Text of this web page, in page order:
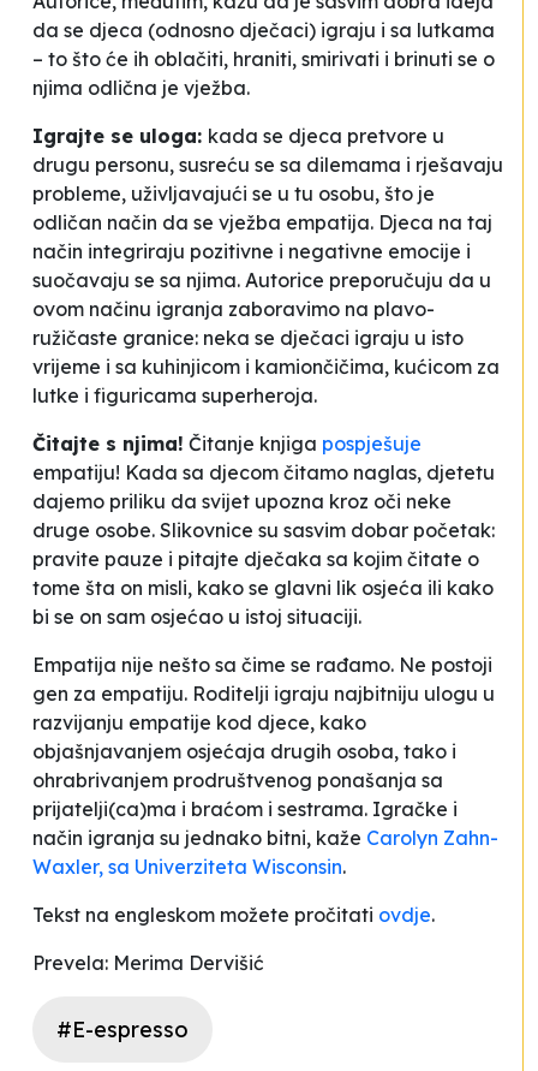
da se djeca (odnosno dječaci) igraju i sa lutkama
– to što će ih oblačiti, hraniti, smirivati i brinuti se o
njima odlična je vježba.
Igrajte se uloga: kada se djeca pretvore u
drugu personu, susreću se sa dilemama i rješavaju
probleme, uživljavajući se u tu osobu, što je
odličan način da se vježba empatija. Djeca na taj
način integriraju pozitivne i negativne emocije i
suočavaju se sa njima. Autorice preporučuju da u
ovom načinu igranja zaboravimo na plavo-
ružičaste granice: neka se dječaci igraju u isto
vrijeme i sa kuhinjicom i kamiončičima, kućicom za
lutke i figuricama superheroja.
Čitajte s njima! Čitanje knjiga pospješuje
empatiju! Kada sa djecom čitamo naglas, djetetu
dajemo priliku da svijet upozna kroz oči neke
druge osobe. Slikovnice su sasvim dobar početak:
pravite pauze i pitajte dječaka sa kojim čitate o
tome šta on misli, kako se glavni lik osjeća ili kako
bi se on sam osjećao u istoj situaciji.
Empatija nije nešto sa čime se rađamo. Ne postoji
gen za empatiju. Roditelji igraju najbitniju ulogu u
razvijanju empatije kod djece, kako
objašnjavanjem osjećaja drugih osoba, tako i
ohrabrivanjem prodruštvenog ponašanja sa
prijatelji(ca)ma i braćom i sestrama. Igračke i
način igranja su jednako bitni, kaže Carolyn Zahn-
Waxler, sa Univerziteta Wisconsin.
Tekst na engleskom možete pročitati ovdje.
Prevela: Merima Dervišić
#E-espresso